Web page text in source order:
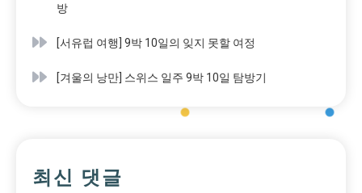
방
[서유럽 여행] 9박 10일의 잊지 못할 여정
[겨울의 낭만] 스위스 일주 9박 10일 탐방기
최신 댓글